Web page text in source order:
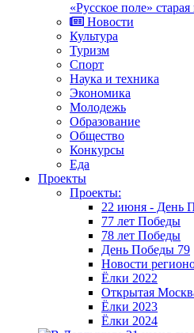
«Русское поле» старая
Новости
Культура
Туризм
Спорт
Наука и техника
Экономика
Молодежь
Образование
Общество
Конкурсы
Еда
Проекты
Проекты:
22 июня - День
77 лет Победы
78 лет Победы
День Победы 79
Новости
Ёлки 2022
Открытая
Ёлки 2023
Ёлки 2024